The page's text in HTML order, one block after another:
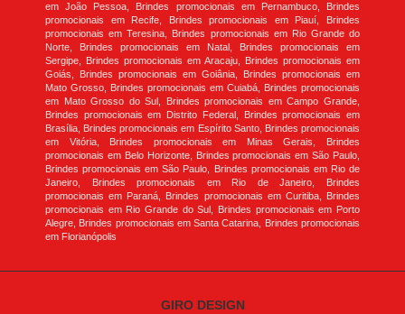
em João Pessoa, Brindes promocionais em Pernambuco, Brindes
promocionais em Recife, Brindes promocionais em Piauí, Brindes
promocionais em Teresina, Brindes promocionais em Rio Grande do
Norte, Brindes promocionais em Natal, Brindes promocionais em
Sergipe, Brindes promocionais em Aracaju, Brindes promocionais em
Goiás, Brindes promocionais em Goiânia, Brindes promocionais em
Mato Grosso, Brindes promocionais em Cuiabá, Brindes promocionais
em Mato Grosso do Sul, Brindes promocionais em Campo Grande,
Brindes promocionais em Distrito Federal, Brindes promocionais em
Brasília, Brindes promocionais em Espírito Santo, Brindes promocionais
em Vitória, Brindes promocionais em Minas Gerais, Brindes
promocionais em Belo Horizonte, Brindes promocionais em São Paulo,
Brindes promocionais em São Paulo, Brindes promocionais em Rio de
Janeiro, Brindes promocionais em Rio de Janeiro, Brindes
promocionais em Paraná, Brindes promocionais em Curitiba, Brindes
promocionais em Rio Grande do Sul, Brindes promocionais em Porto
Alegre, Brindes promocionais em Santa Catarina, Brindes promocionais
em Florianópolis
GIRO DESIGN